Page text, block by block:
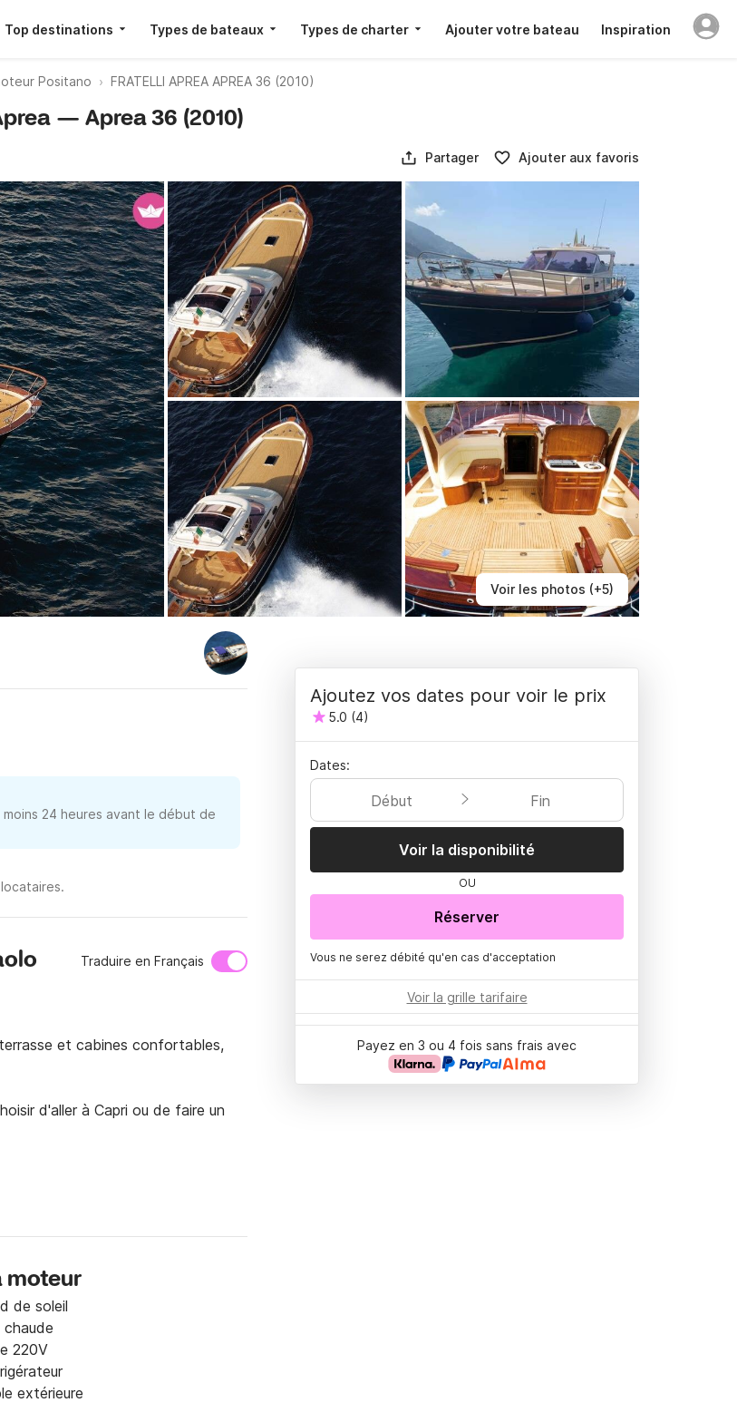
Top destinations Types de bateaux Types de charter Ajouter votre bateau Inspiration
Positano FRATELLI APREA APREA 36 (2010)
Voir les photos (+5)
— Aprea 36 (2010)
Partager Ajouter aux favoris
24 heures avant le début de
Traduire en Français
et cabines confortables,
d'aller à Capri ou de faire un
moteur
de soleil
chaude
220V
extérieure
Ajoutez vos dates pour voir le prix
5.0 (4)
Dates:
Début Fin
Voir la disponibilité
OU
Réserver
Vous ne serez débité qu'en cas d'acceptation
Voir la grille tarifaire
Payez en 3 ou 4 fois sans frais avec